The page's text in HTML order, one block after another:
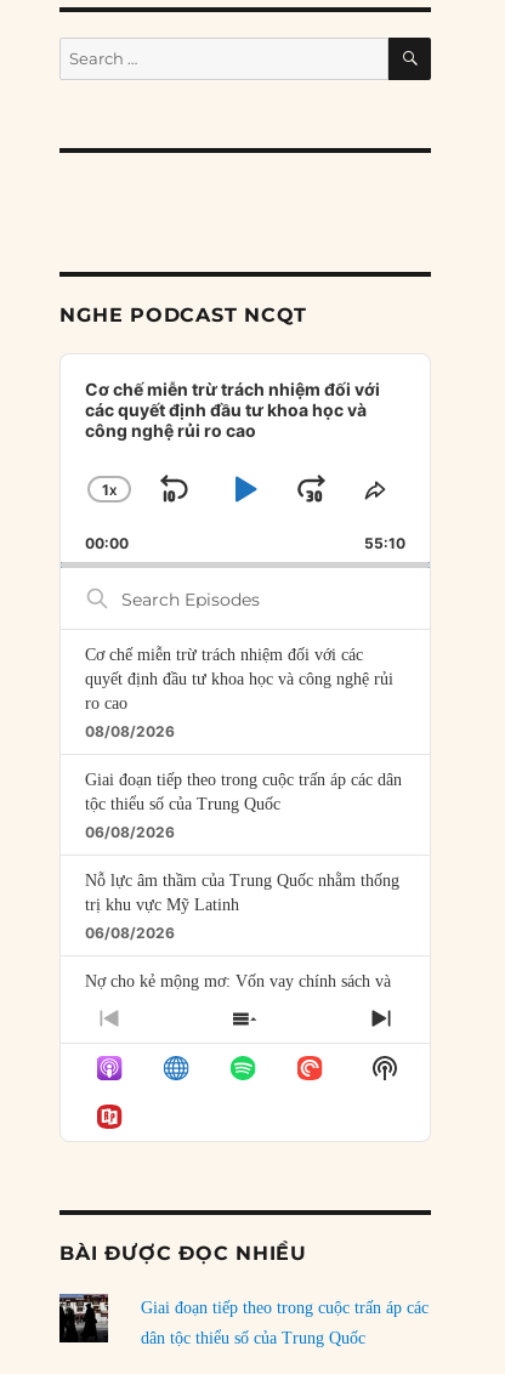
quân sự hùng hậu của Trung Quốc trên Biển Đông”
Search
for:
SEARCH
NGHE PODCAST NCQT
Audio
Player
Cơ chế miễn trừ trách nhiệm đối với
các quyết định đầu tư khoa học và
công nghệ rủi ro cao
CHANGE
RATE
1X
SKIP
BACKWARD
PLAYJUMP
FORWARD
SHARE
EPISODE
00:00 55:10
Search
Episodes
Cơ chế miễn trừ trách nhiệm đối với các
quyết định đầu tư khoa học và công nghệ rủi
ro cao
08/08/2026
Giai đoạn tiếp theo trong cuộc trấn áp các dân
tộc thiểu số của Trung Quốc
06/08/2026
Nỗ lực âm thầm của Trung Quốc nhằm thống
trị khu vực Mỹ Latinh
06/08/2026
Nợ cho kẻ mộng mơ: Vốn vay chính sách và
giới hạn của việc cho startup vay vốn
Mỹ Latinh đang trở thành “phòng thí nghiệm”
của phe cánh hữu mới
04/08/2026
Ngoại trưởng Nhật Bản?
Dương
03/08/2026
PREVIOUS
EPISODE
SHOW
EPISODES
LIST
NEXT
EPISODE
Show
Podcast
BÀI ĐƯỢC ĐỌC NHIỀU
Giai đoạn tiếp theo trong cuộc trấn áp các
dân tộc thiểu số của Trung Quốc